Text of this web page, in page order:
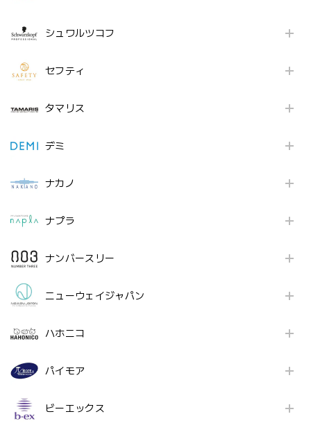
シュワルツコフ
セフティ
タマリス
デミ
ナカノ
ナプラ
ナンバースリー
ニューウェイジャパン
ハホニコ
パイモア
ビーエックス